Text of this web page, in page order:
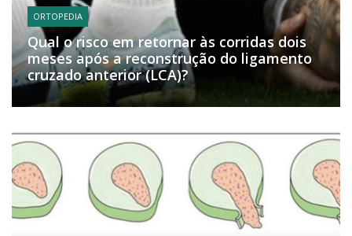
ORTOPEDIA
Qual o risco em retornar às corridas dois
meses após a reconstrução do ligamento
cruzado anterior (LCA)?